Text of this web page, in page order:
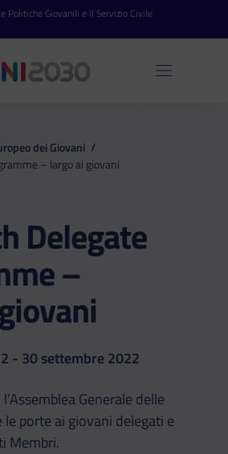
Politiche Giovanili e il Servizio Civile
Apri
dei Giovani /
– largo ai giovani
Delegate
–
- 30 settembre 2022
Generale delle
porte ai giovani delegati e
Membri.